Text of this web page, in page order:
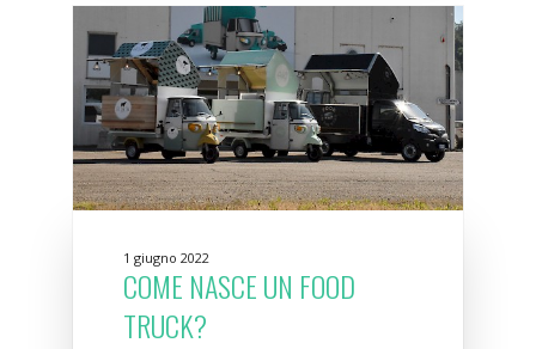
1 giugno 2022
COME NASCE UN FOOD
TRUCK?